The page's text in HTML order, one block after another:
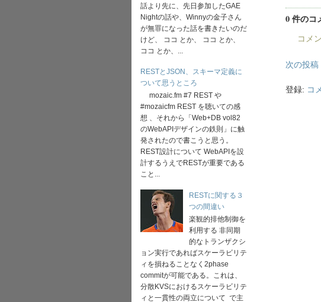
0 件のコ
コメ
次の投稿
登録: コ
話より先に、先日参加したGAE
Nightの話や、Winnyの金子さん
が無罪になった話を書きたいのだ
けど、 ココ とか、 ココ とか、
ココ とか、...
RESTとJSON、スキーマ定義に
ついて思うところ
mozaic.fm #7 REST や
#mozaicfm REST を聴いての感
想 、それから「Web+DB vol82
のWebAPIデザインの鉄則」に触
発されたので書こうと思う。
REST設計について WebAPIを設
計するうえでRESTが重要である
こと...
RESTに関する３
つの間違い
楽観的排他制御を
利用する 非同期
的なトランザクシ
ョン実行であればスケーラビリテ
ィを損ねることなく2phase
commitが可能である。これは、
分散KVSにおけるスケーラビリテ
ィと一貫性の両立について で主